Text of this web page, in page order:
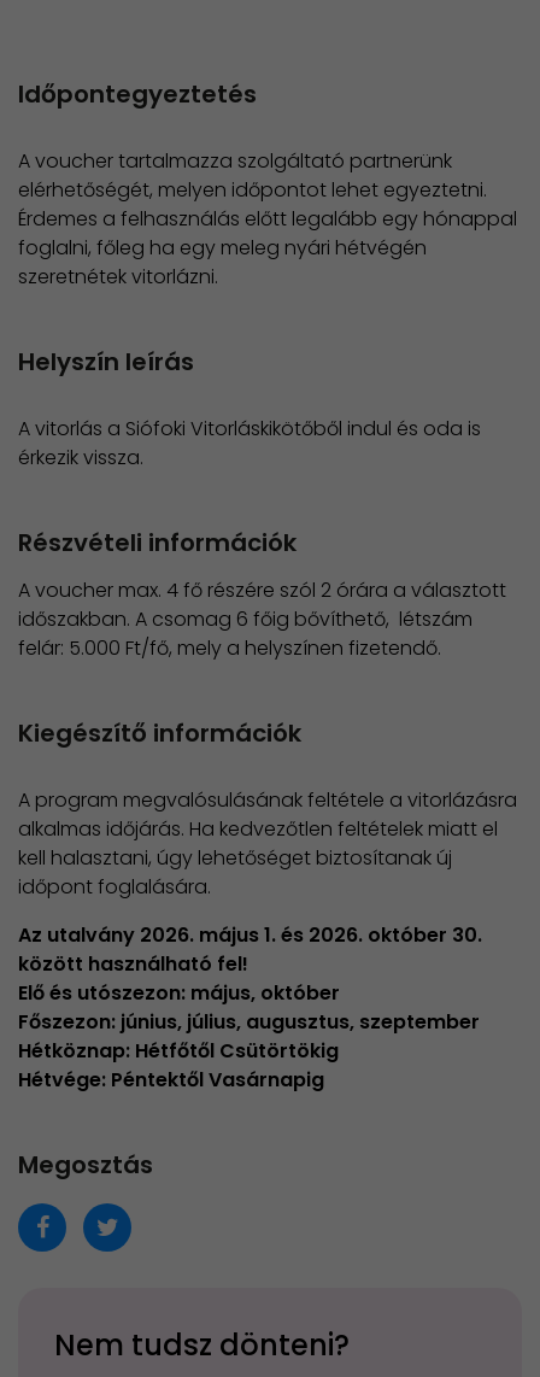
Időpontegyeztetés
A voucher tartalmazza szolgáltató partnerünk
elérhetőségét, melyen időpontot lehet egyeztetni.
Érdemes a felhasználás előtt legalább egy hónappal
foglalni, főleg ha egy meleg nyári hétvégén
szeretnétek vitorlázni.
Helyszín leírás
A vitorlás a Siófoki Vitorláskikötőből indul és oda is
érkezik vissza.
Részvételi információk
A voucher max. 4 fő részére szól 2 órára a választott
időszakban. A csomag 6 főig bővíthető, létszám
felár: 5.000 Ft/fő, mely a helyszínen fizetendő.
Kiegészítő információk
A program megvalósulásának feltétele a vitorlázásra
alkalmas időjárás. Ha kedvezőtlen feltételek miatt el
kell halasztani, úgy lehetőséget biztosítanak új
időpont foglalására.
Az utalvány 2026. május 1. és 2026. október 30.
között használható fel!
Elő és utószezon: május, október
​Főszezon: június, július, augusztus, szeptember
​Hétköznap: Hétfőtől Csütörtökig
Hétvége: Péntektől Vasárnapig
Megosztás
Nem tudsz dönteni?